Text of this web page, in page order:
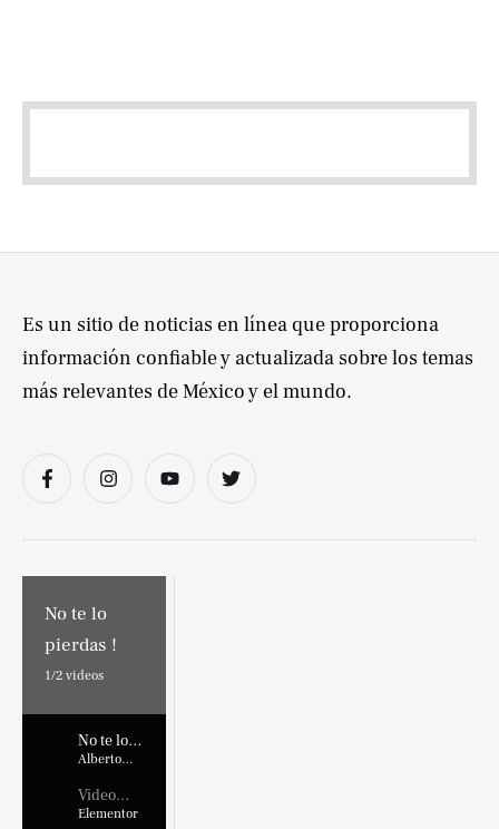
No te lo
pierdas !
1/2 videos
No te lo
pierdas !
Alberto
Video
Placehold
Elementor
Es un sitio de noticias en línea que proporciona
información confiable y actualizada sobre los temas
más relevantes de México y el mundo.